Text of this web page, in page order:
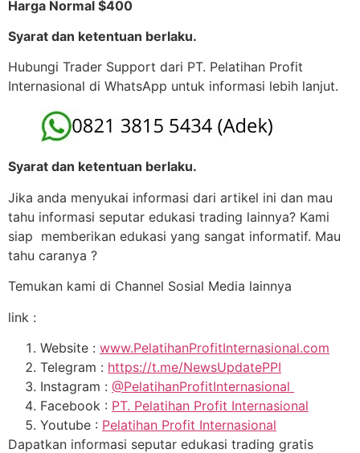
Harga Normal $400
Syarat dan ketentuan berlaku.
Hubungi Trader Support dari PT. Pelatihan Profit
Internasional di WhatsApp untuk informasi lebih lanjut.
Syarat dan ketentuan berlaku.
Jika anda menyukai informasi dari artikel ini dan mau
tahu informasi seputar edukasi trading lainnya? Kami
siap memberikan edukasi yang sangat informatif. Mau
tahu caranya ?
Temukan kami di Channel Sosial Media lainnya
link :
Website : www.PelatihanProfitInternasional.com
Telegram : https://t.me/NewsUpdatePPI
Instagram : @PelatihanProfitInternasional
Facebook : PT. Pelatihan Profit Internasional
Youtube : Pelatihan Profit Internasional
Dapatkan informasi seputar edukasi trading gratis